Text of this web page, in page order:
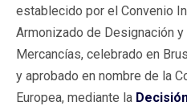
establecido por el Convenio
Armonizado de Designación
Mercancías, celebrado en
y aprobado en nombre de la
Europea, mediante la